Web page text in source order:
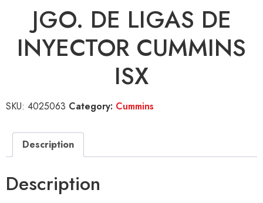
JGO. DE LIGAS DE
INYECTOR CUMMINS
ISX
SKU: 4025063 Category: Cummins
Description
Description